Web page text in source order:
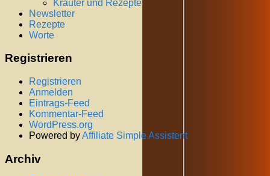
Kräuter und Rezepte
Newsletter
Rezepte
Worte
Registrieren
Registrieren
Anmelden
Eintrags-Feed
Kommentar-Feed
WordPress.org
Powered byAffiliate Simple Assistent
Archiv